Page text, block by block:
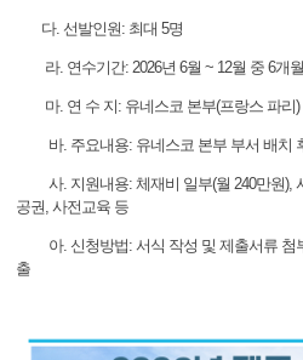
다. 선발인원: 최대 5명
라. 연수기간: 2026년 6월 ~ 12월 중 6개월
마. 연 수 지: 유네스코 본부(프랑스 파리)
바. 주요내용: 유네스코 본부 부서 배치
사. 지원내용: 체재비 일부(월 240만원),
공권, 사전교육 등
아. 신청방법: 서식 작성 및 제출서류 첨부
출